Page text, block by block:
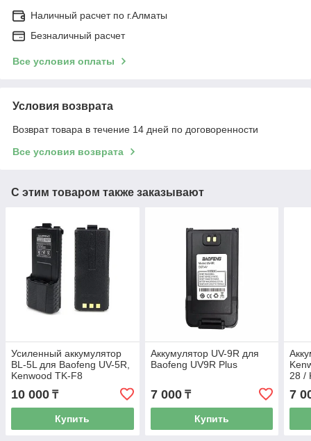
Наличный расчет по г.Алматы
Безналичный расчет
Все условия оплаты
Условия возврата
Возврат товара в течение 14 дней по договоренности
Все условия возврата
С этим товаром также заказывают
Усиленный аккумулятор
BL-5L для Baofeng UV-5R,
Kenwood TK-F8
10 000 ₸
Купить
Аккумулятор UV-9R для
Baofeng UV9R Plus
7 000₸
Купить
28 /
7